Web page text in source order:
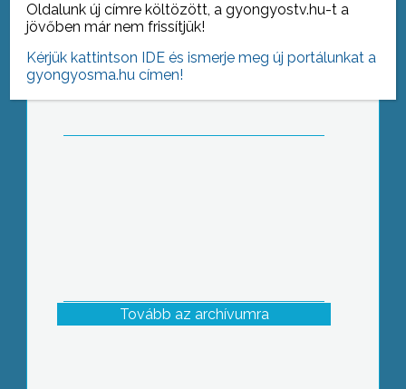
A téli hideg ellenére kátyúznak a
közútkezelő szakemberei
Tovább az archívumra
Oldalunk új címre költözött, a gyongyostv.hu-t a
jövőben már nem frissítjük!
Kérjük kattintson IDE és ismerje meg új portálunkat a
gyongyosma.hu címen!